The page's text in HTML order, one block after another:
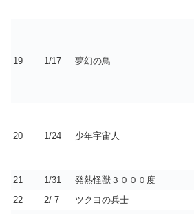
19 1/17 夢幻の鳥
20 1/24 少年宇宙人
21 1/31
発熱怪獣３０００度
22
2/ 7
ツクヨの兵士